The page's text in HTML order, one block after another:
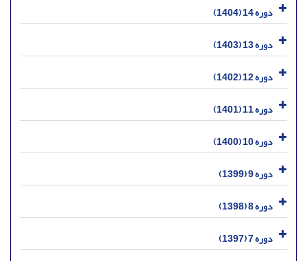
دوره 14 (1404)
دوره 13 (1403)
دوره 12 (1402)
دوره 11 (1401)
دوره 10 (1400)
دوره 9 (1399)
دوره 8 (1398)
دوره 7 (1397)